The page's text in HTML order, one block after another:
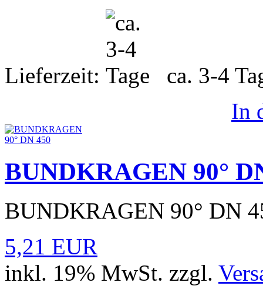
Lieferzeit:
ca. 3-4
In
BUNDKRAGEN 90°
BUNDKRAGEN 90° DN
5,21 EUR
inkl. 19% MwSt. zzgl.